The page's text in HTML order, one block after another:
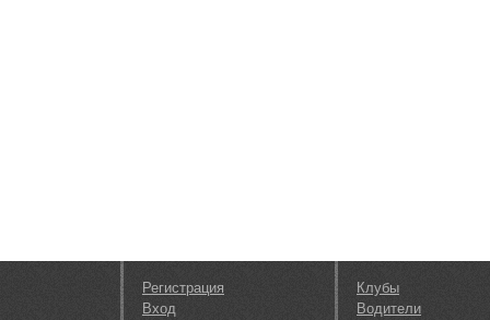
Регистрация
Вход
Клубы
Водители